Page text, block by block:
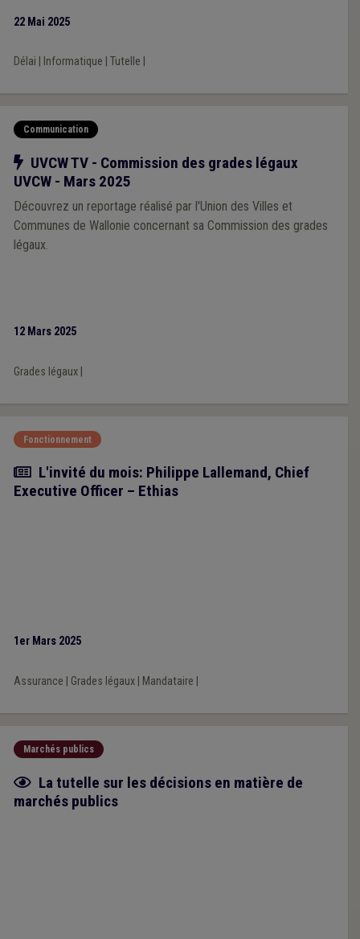
22 Mai 2025
Délai Informatique Tutelle
Communication
Notre action
UVCW TV - Commission des grades légaux
UVCW - Mars 2025
Découvrez un reportage réalisé par l'Union des Villes et
Communes de Wallonie concernant sa Commission des grades
légaux.
12 Mars 2025
Grades légaux|
Fonctionnement
Article
L'invité du mois: Philippe Lallemand, Chief
Executive Officer – Ethias
1er Mars 2025
Assurance Grades légaux| Mandataire
Marchés publics
Fiche focus
La tutelle sur les décisions en matière de
marchés publics